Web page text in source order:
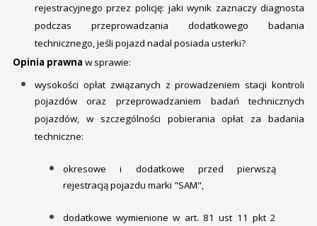
rejestracyjnego przez policję: jaki wynik zaznaczy diagnosta
podczas przeprowadzania dodatkowego badania
technicznego, jeśli pojazd nadal posiada usterki?
Opinia prawna w sprawie:
wysokości opłat związanych z prowadzeniem stacji kontroli
pojazdów oraz przeprowadzaniem badań technicznych
pojazdów, w szczególności pobierania opłat za badania
techniczne:
okresowe i dodatkowe przed pierwszą
rejestracją pojazdu marki "SAM",
dodatkowe wymienione w art. 81 ust 11 pkt 2